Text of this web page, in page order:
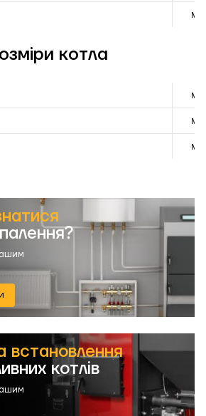
мм
котла
мм
мм
мм
котлів